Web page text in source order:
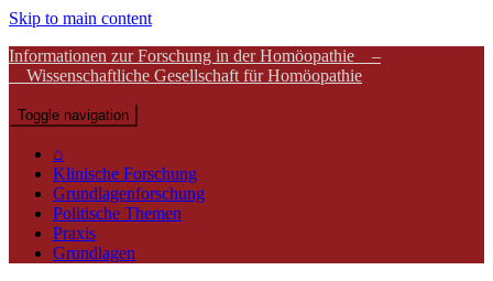
Skip to main content
Informationen zur Forschung in der Homöopathie –
Wissenschaftliche Gesellschaft für Homöopathie
Toggle navigation
⌂
Klinische Forschung
Grundlagenforschung
Politische Themen
Praxis
Grundlagen